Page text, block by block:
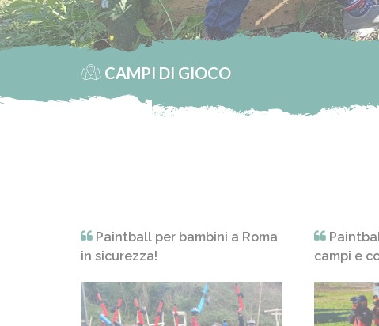
CAMPI DI GIOCO
Paintball per bambini a Roma
in sicurezza!
campi e